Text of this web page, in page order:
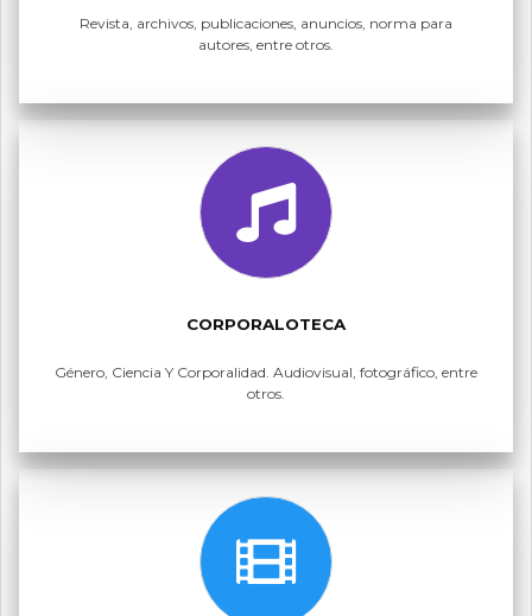
Revista, archivos, publicaciones, anuncios, norma para
autores, entre otros.
CORPORALOTECA
Género, Ciencia Y Corporalidad. Audiovisual, fotográfico, entre
otros.